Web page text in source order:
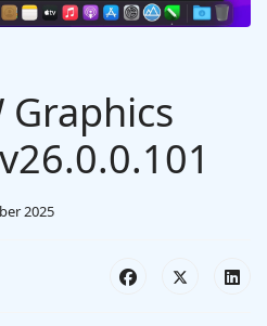
Graphics
2025